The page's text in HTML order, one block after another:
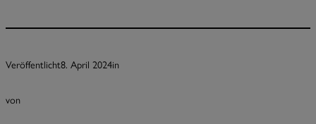
Veröffentlicht8. April 2024in
von